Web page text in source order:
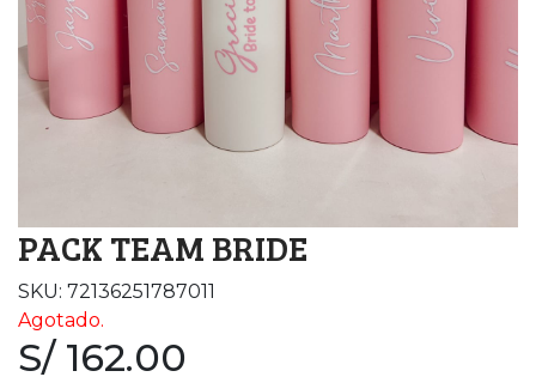
PACK TEAM BRIDE
SKU: 72136251787011
Agotado.
S/ 162.00